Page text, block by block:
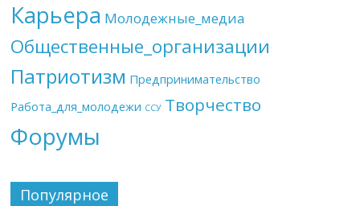
Карьера Молодежные_медиа
Общественные_организации
Патриотизм Предпринимательство
Работа_для_молодежи ССУ Творчество
Форумы
Популярное